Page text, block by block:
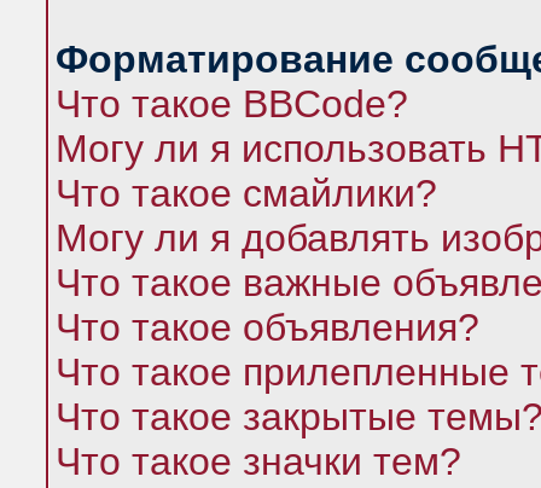
Форматирование
Что такое BBCode?
Могу ли я использовать
Что такое смайлики?
Могу ли я добавлять
Что такое важные
Что такое объявления?
Что такое прилепленные
Что такое закрытые
Что такое значки тем?